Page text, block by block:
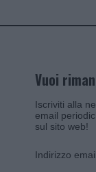
Vuoi
Iscriviti alla
email
sul sito web!
Indirizzo email